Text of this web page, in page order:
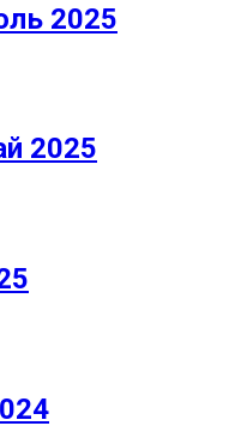
2025
2025